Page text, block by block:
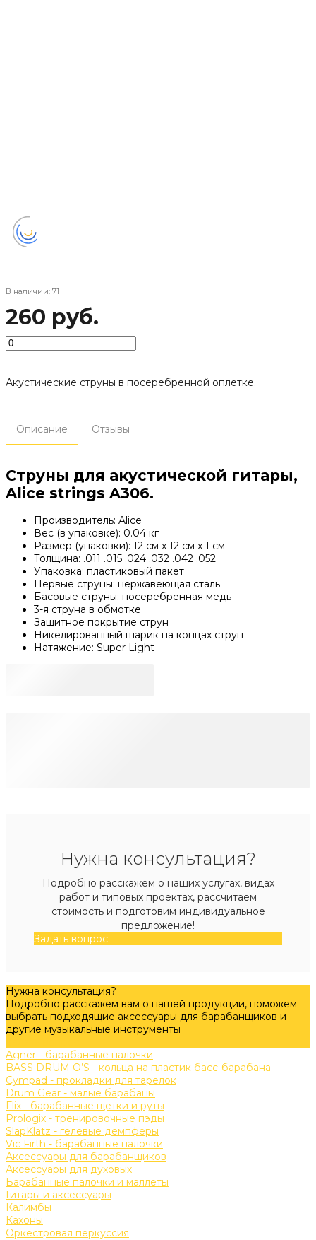
В наличии: 71
260 руб.
Акустические струны в посеребренной оплетке.
Описание Отзывы
Струны для акустической гитары,
Alice strings A306.
Производитель: Alice
Вес (в упаковке): 0.04 кг
Размер (упаковки): 12 см x 12 см x 1 см
Толщина: .011 .015 .024 .032 .042 .052
Упаковка: пластиковый пакет
Первые струны: нержавеющая сталь
Басовые струны: посеребренная медь
3-я струна в обмотке
Защитное покрытие струн
Никелированный шарик на концах струн
Натяжение: Super Light
Нужна консультация?
Подробно расскажем о наших услугах, видах
работ и типовых проектах, рассчитаем
стоимость и подготовим индивидуальное
предложение!
Задать вопрос
Нужна консультация?
Подробно расскажем вам о нашей продукции, поможем
выбрать подходящие аксессуары для барабанщиков и
другие музыкальные инструменты
Agner - барабанные палочки
BASS DRUM O’S - кольца на пластик басс-барабана
Cympad - прокладки для тарелок
Drum Gear - малые барабаны
Flix - барабанные щетки и руты
Prologix - тренировочные пэды
SlapKlatz - гелевые демпферы
Vic Firth - барабанные палочки
Аксессуары для барабанщиков
Аксессуары для духовых
Барабанные палочки и маллеты
Гитары и аксессуары
Калимбы
Кахоны
Оркестровая перкуссия